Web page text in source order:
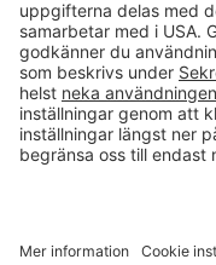
Kontakt
info@gerdmans.se
0433-740 80